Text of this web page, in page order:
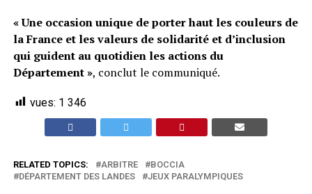
« Une occasion unique de porter haut les couleurs de
la France et les valeurs de solidarité et d’inclusion
qui guident au quotidien les actions du
Département », conclut le communiqué.
vues: 1 346
RELATED TOPICS: ARBITRE
BOCCIA
DÉPARTEMENT DES LANDES
JEUX PARALYMPIQUES